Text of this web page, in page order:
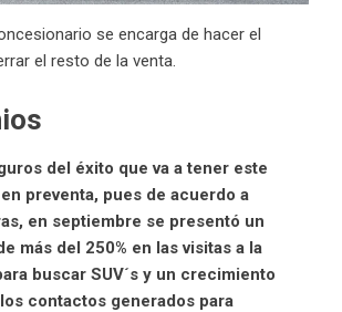
se encarga de hacer el
el resto de la venta.
del éxito que va a tener este
preventa, pues de acuerdo a
en septiembre se presentó un
más del 250% en las visitas a la
buscar SUV´sy un crecimiento
contactos generados para